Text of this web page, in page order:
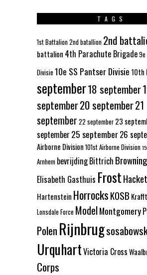
TAGS
1st Battalion2nd batallion 2nd
battalion 4th Parachute Brigade9e
Divisie 10e SS Pantser Divisie 10th
september18 september
september20 september21
september 22 september 23
september 25 september26
Airborne Division 101st Airborne Division
Arnhem bevrijdingBittrich Browning
Elisabeth Gasthuis Frost
Hartenstein HorrocksKOSB Krafft
Lonsdale Force ModelMontgomery
PolenRijnbrug
UrquhartVictoria Cross
Corps